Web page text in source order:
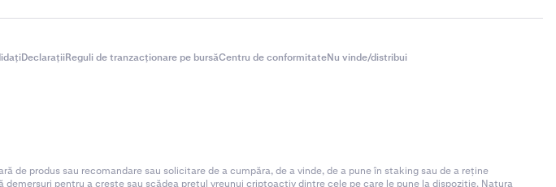
DeclarațiiReguli de tranzacționare pe bursăCentru de conformitateNu vinde/distribui
produs sau recomandare sau solicitare de a cumpăra, de a vinde, de a pune în staking sau de a reține
pentru a crește sau scădea prețul vreunui criptoactiv dintre cele pe care le pune la dispoziție. Natura